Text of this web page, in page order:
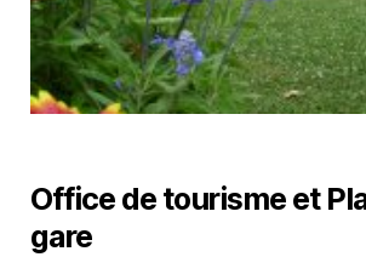
Office de tourisme et
gare